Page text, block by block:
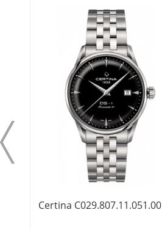
Certina C029.807.11.051.00